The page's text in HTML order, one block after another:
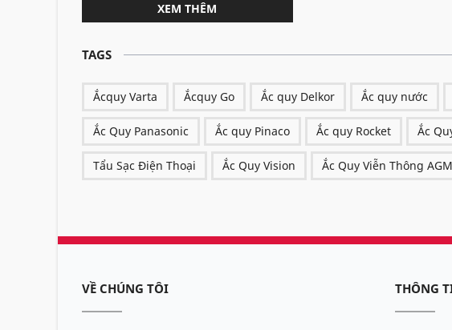
XEM THÊM
TAGS
Ắcquy Varta Ắcquy Go Ắc quy Delkor Ắc quy nước
Ắc Quy Panasonic Ắc quy Pinaco Ắc quy Rocket Ắc
Tẩu Sạc Điện Thoại Ắc Quy Vision Ắc Quy Viễn Thông AGM
VỀ CHÚNG TÔI THÔNG